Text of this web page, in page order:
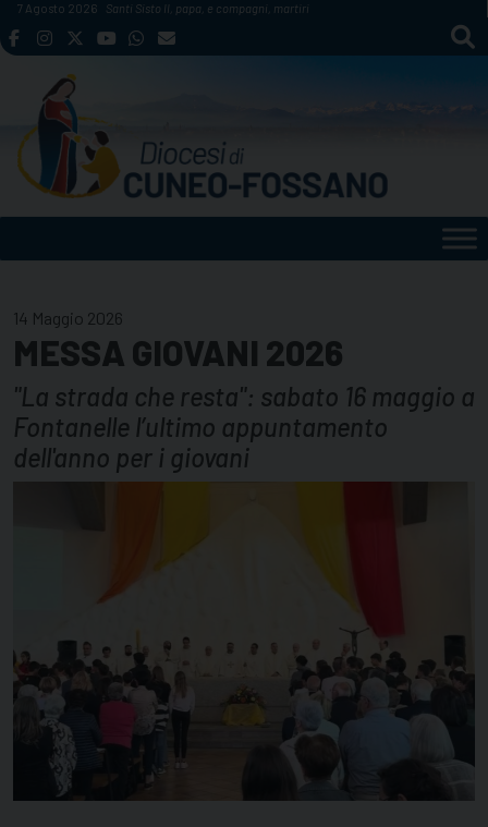
Skip
to
7 Agosto 2026 Santi Sisto II, papa, e compagni, martiri
14 Maggio 2026
MESSA GIOVANI 2026
"La strada che resta": sabato 16 maggio a
Fontanelle l’ultimo appuntamento
dell'anno per i giovani